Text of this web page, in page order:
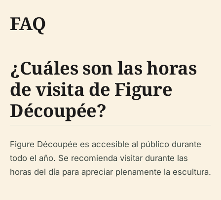
FAQ
¿Cuáles son las horas
de visita de Figure
Découpée?
Figure Découpée es accesible al público durante
todo el año. Se recomienda visitar durante las
horas del día para apreciar plenamente la escultura.